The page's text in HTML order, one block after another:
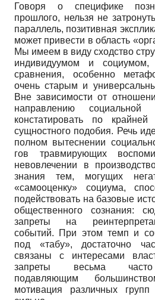
Говоря о специфике
прошлого, нельзя не
параллель, позитивная
может привести в область
Мы имеем в виду сходство
индивидуумом и
сравнения, особенно
очень старым и
Вне зависимости от
направлению социальной
констатировать по
сущностного подобия. Речь
полном вытеснении
гов травмирующих
невовлечении в
знания тем, могущих
«самооценку» социума,
подействовать на базовые
общест­венного сознания:
запреты на
событий. При этом темп и
под «табу», достаточно
связаны с интересами
запреты весьма часто
подавляющим
мотивация различных групп